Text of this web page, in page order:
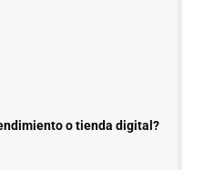
o tienda digital?